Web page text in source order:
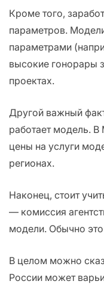
Кроме того,
параметров.
параметрами
высокие гонорары
проектах.
Другой важный
работает модель.
цены на услуги
регионах.
Наконец, стоит
— комиссия
модели. Обычно
В целом можно
России может